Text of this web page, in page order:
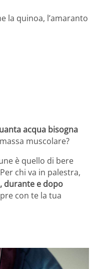
la quinoa, l’amaranto
acqua bisogna
muscolare?
è quello di bere
chi va in palestra,
durante e dopo
con te la tua